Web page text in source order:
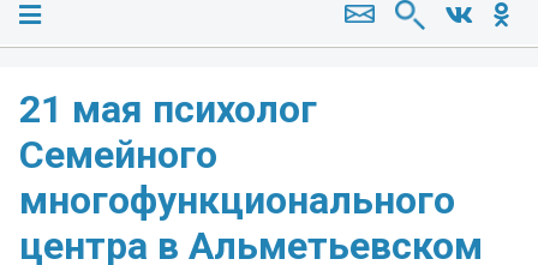
21 мая психолог
Семейного
многофункционального
центра в Альметьевском